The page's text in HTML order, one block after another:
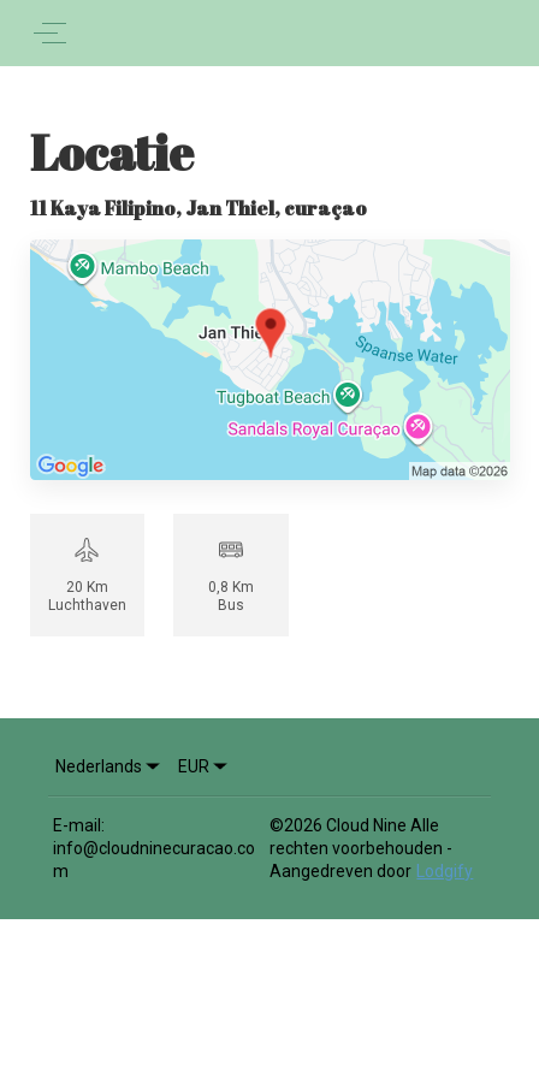
Locatie
11 Kaya Filipino, Jan Thiel, curaçao
20 Km
Luchthaven
0,8 Km
Bus
Nederlands EUR
E-mail :
info@cloudninecuracao.co
m
©2026 Cloud Nine Alle
rechten voorbehouden -
Aangedreven door
Lodgify